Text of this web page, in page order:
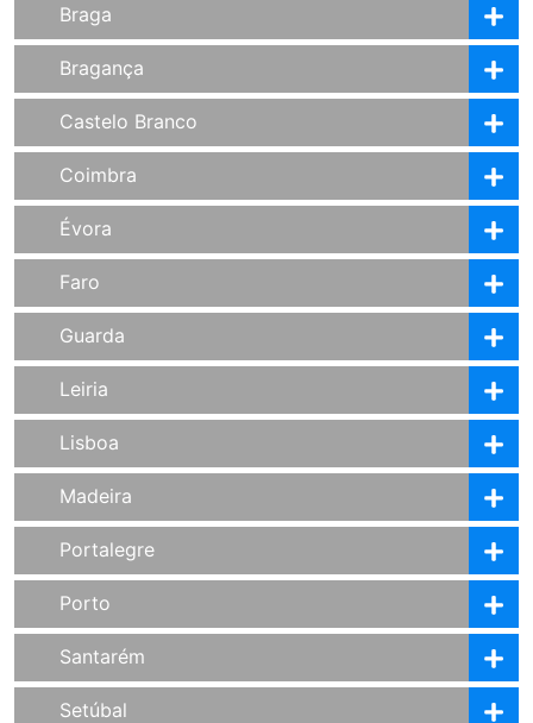
Braga
Bragança
Castelo Branco
Coimbra
Évora
Faro
Guarda
Leiria
Lisboa
Madeira
Portalegre
Porto
Santarém
Setúbal